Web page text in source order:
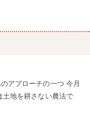
アプローチの一つ 今月
地を耕さない農法で